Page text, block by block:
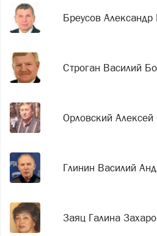
Бреусов Александр
Строган Василий
Орловский
Глинин Василий
Заяц Галина